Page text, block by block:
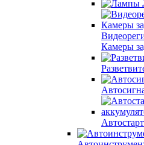
Камеры